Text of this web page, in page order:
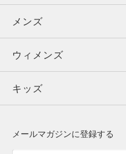
メンズ
ウィメンズ
キッズ
メンズ
トップス
ボトムス
ウィメンズ
トップス
キッズ
メールマガジンに登録する